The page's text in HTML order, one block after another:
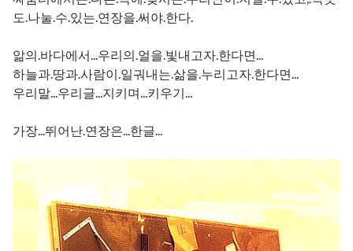
도.나눌.수.있는.연장을.써야.한다.
앎의.바다에서...우리의.얼을.빛내고자.한다면...
하늘과.땅과.사람이.일궈내는.삶을.누리고자.한다면...
우리말...우리글...지키며...키우기...
가장...뛰어난.연장은...한글...